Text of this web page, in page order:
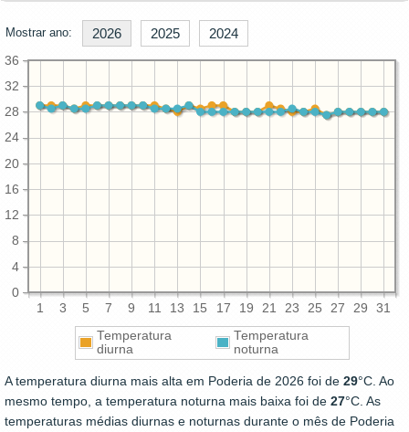
Mostrar ano: 2026 2025 2024
1 3 5 7 9 11 13 15 17 19 21 23 25 27 29 31
0
4
8
12
16
20
24
28
32
36
Temperatura
diurna
Temperatura
noturna
A temperatura diurna mais alta em Poderia de 2026 foi de 29°C. Ao
mesmo tempo, a temperatura noturna mais baixa foi de 27°C. As
temperaturas médias diurnas e noturnas durante o mês de Poderia